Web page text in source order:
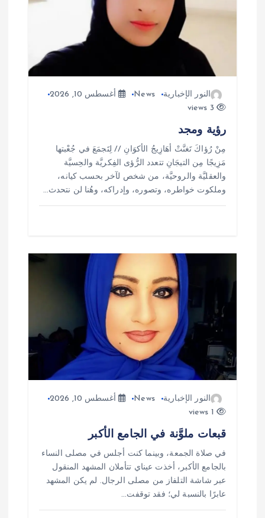
ت
النور الإخبارية News
أغسطس 10, 2026
3 views
رؤية ومجد
مِنْ رُؤاكَ تَغنَّتْ أهَازِيجُ الأكوَانِ // لِتَجمَعَ في جُعْبتها
مَزِيجًا مِن التيجَانِ تتعدد الرُّؤى الفِكريَّة والحِسيَّة
والعقليَّة والروحيَّة، من شخص لآخر بحسب كيانه،
وملكوت خواطره، وتصوره، وإدراكه، وهُنا لن نتحدث…
النور الإخبارية News
أغسطس 10, 2026
1 views
قبعات ملوَّنة في الجامع الأكبر
في صلاة الجمعة، وبينما كنت أجلس في مصلى النساء
بالجامع الأكبر، أخذت عيناي تتأملان المشهد المنقول
عبر شاشة التلفاز من مصلى الرجال. لم يكن المشهد
عابرًا بالنسبة لي؛ فقد توقفت…